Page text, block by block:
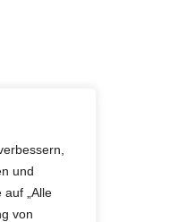
und
„Alle
von
10 A1